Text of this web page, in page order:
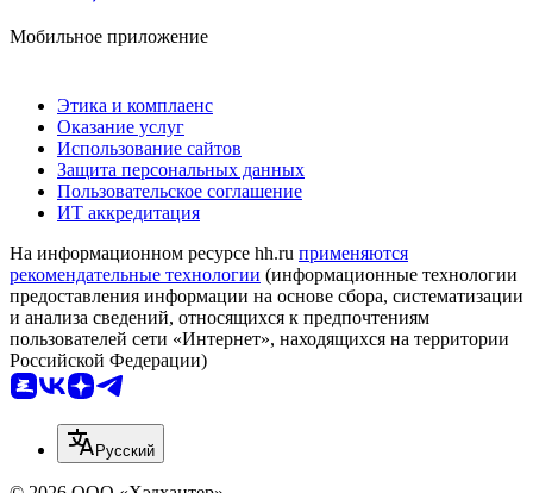
Мобильное приложение
Этика и комплаенс
Оказание услуг
Использование сайтов
Защита персональных данных
Пользовательское соглашение
ИТ аккредитация
На информационном ресурсе hh.ru применяются
рекомендательные технологии (информационные технологии
предоставления информации на основе сбора, систематизации
и анализа сведений, относящихся к предпочтениям
пользователей сети «Интернет», находящихся на территории
Российской Федерации)
Русский